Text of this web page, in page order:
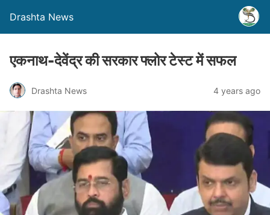
Drashta News
एकनाथ-देवेंद्र की सरकार फ्लोर टेस्ट में सफल
Drashta News 4 years ago